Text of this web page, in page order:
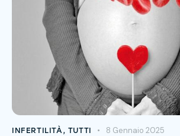
INFERTILITÀ , TUTTI 8 Gennaio 2025